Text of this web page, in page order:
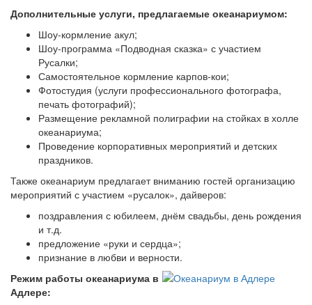
Дополнительные услуги, предлагаемые океанариумом:
Шоу-кормление акул;
Шоу-программа «Подводная сказка» с участием
Русалки;
Самостоятельное кормление карпов-кои;
Фотостудия (услуги профессионального фотографа,
печать фотографий);
Размещение рекламной полиграфии на стойках в холле
океанариума;
Проведение корпоративных мероприятий и детских
праздников.
Также океанариум предлагает вниманию гостей организацию
мероприятий с участием «русалок», дайверов:
поздравления с юбилеем, днём свадьбы, день рождения
и т.д.
предложение «руки и сердца»;
признание в любви и верности.
Режим работы океанариума в
Адлере: